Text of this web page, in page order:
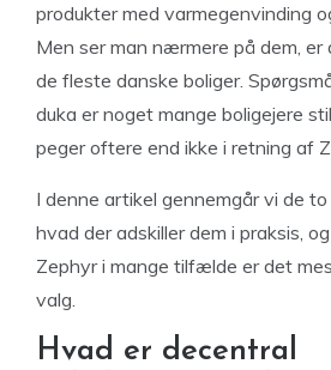
produkter med varmegenvinding
Men ser man nærmere på dem, er
de fleste danske boliger.
duka er noget mange boligejere
peger oftere end ikke i retning af
I denne artikel gennemgår vi de
hvad der adskiller dem i praksis,
Zephyr i mange tilfælde er det
valg.
Hvad er decentral